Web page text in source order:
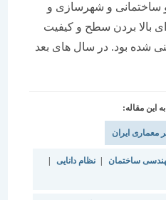
و شهرسازی و
بردن سطح و کیفیت
بود. در سال های بعد
ایران
| نظام دانایی |